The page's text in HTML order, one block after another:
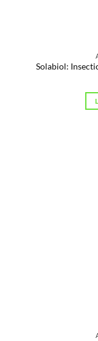
Solabiol: